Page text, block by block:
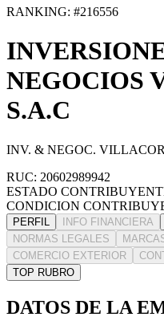
RANKING: #216556
NEGOCIOS
S.A.C
INV. & NEGOC.
RUC: 20602989942
ESTADO
CONDICION
PERFIL INFO FINANCIERA
NORMAS LEGALES
COMERCIO EXTERIOR
TOP RUBRO
DATOS DE LA